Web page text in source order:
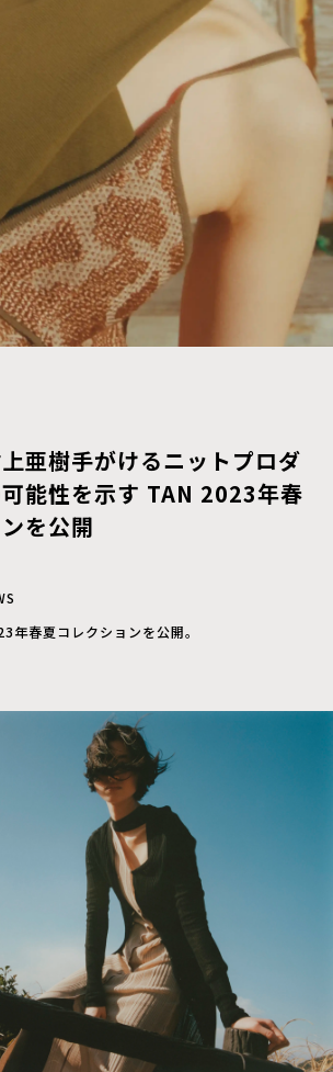
亜樹手がけるニットプロダ
能性を示す TAN 2023年春
を公開
年春夏コレクションを公開。